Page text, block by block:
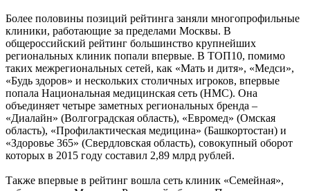
Более половины позиций рейтинга заняли многопрофильные
клиники, работающие за пределами Москвы. В
общероссийский рейтинг большинство крупнейших
региональных клиник попали впервые. В ТОП10, помимо
таких межрегиональных сетей, как «Мать и дитя», «Медси»,
«Будь здоров» и нескольких столичных игроков, впервые
попала Национальная медицинская сеть (НМС). Она
объединяет четыре заметных региональных бренда –
«Диалайн» (Волгоградская область), «Евромед» (Омская
область), «Профилактическая медицина» (Башкортостан) и
«Здоровье 365» (Свердловская область), совокупный оборот
которых в 2015 году составил 2,89 млрд рублей.
Также впервые в рейтинг вошла сеть клиник «Семейная»,